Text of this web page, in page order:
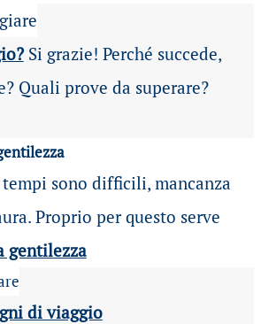
Si grazie! Perché succede,
Quali prove da superare?
sono difficili, mancanza
Proprio per questo serve
gentilezza
di viaggio